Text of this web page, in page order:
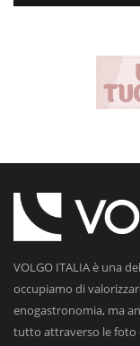
VOLGO ITALIA è una
occupiamo di
enogastronomia, ma
tutto attraverso le foto